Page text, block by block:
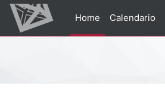
Vai al contenuto principale
Home
Calendario